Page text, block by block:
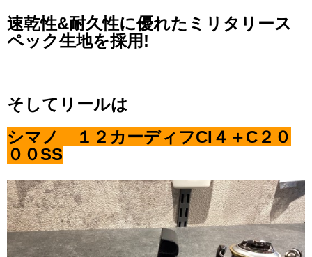
速乾性&耐久性に優れたミリタリース
ペック生地を採用!
そしてリールは
シマノ １２カーディフCI４＋C２０
００SS